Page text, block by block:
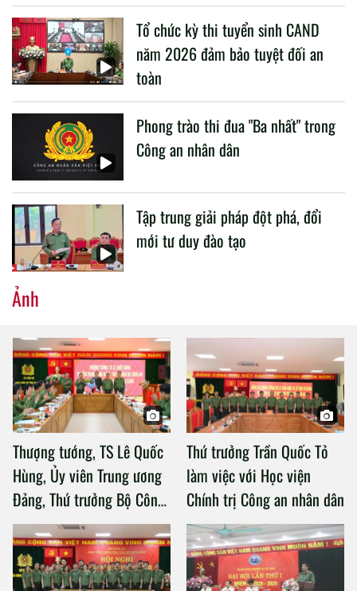
liên quan đến công tác giáo dục và đào tạo của lực lượng
CAND.
Tổ chức kỳ thi tuyển sinh CAND
năm 2026 đảm bảo tuyệt đối an
toàn
Phong trào thi đua "Ba nhất" trong
Công an nhân dân
Tập trung giải pháp đột phá, đổi
mới tư duy đào tạo
Ảnh
Thượng tướng, TS Lê Quốc
Hùng, Ủy viên Trung ương
Đảng, Thứ trưởng Bộ Công
an làm việc với Học viện
Chính trị Công an nhân dân
Thứ trưởng Trần Quốc Tỏ
làm việc với Học viện
Chính trị Công an nhân dân